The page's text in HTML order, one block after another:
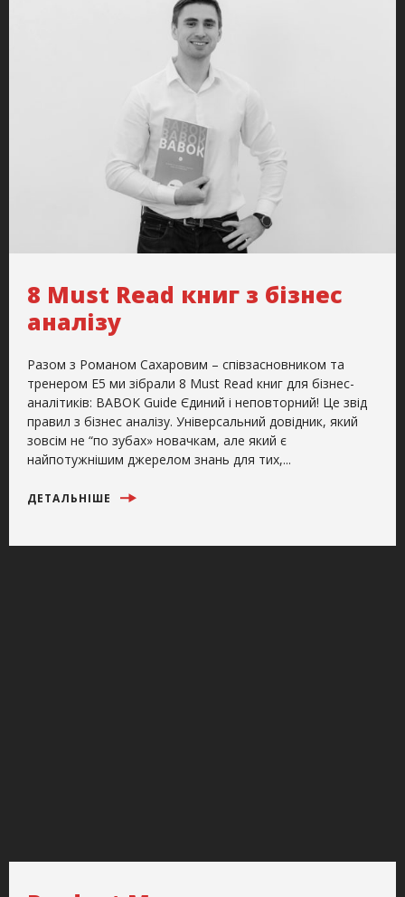
8 Must Read книг з бізнес
аналізу
Разом з Романом Сахаровим – співзасновником та
тренером Е5 ми зібрали 8 Must Read книг для бізнес-
аналітиків: BABOK Guide Єдиний і неповторний! Це звід
правил з бізнес аналізу. Універсальний довідник, який
зовсім не “по зубах» новачкам, але який є
найпотужнішим джерелом знань для тих,...
ДЕТАЛЬНІШЕ